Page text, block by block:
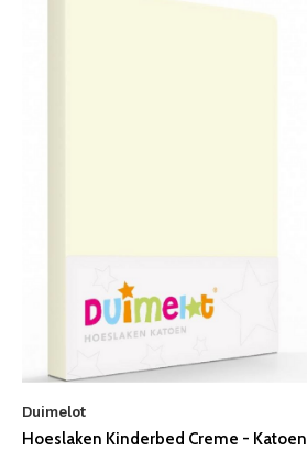
Duimelot
Hoeslaken Kinderbed Creme - Katoen